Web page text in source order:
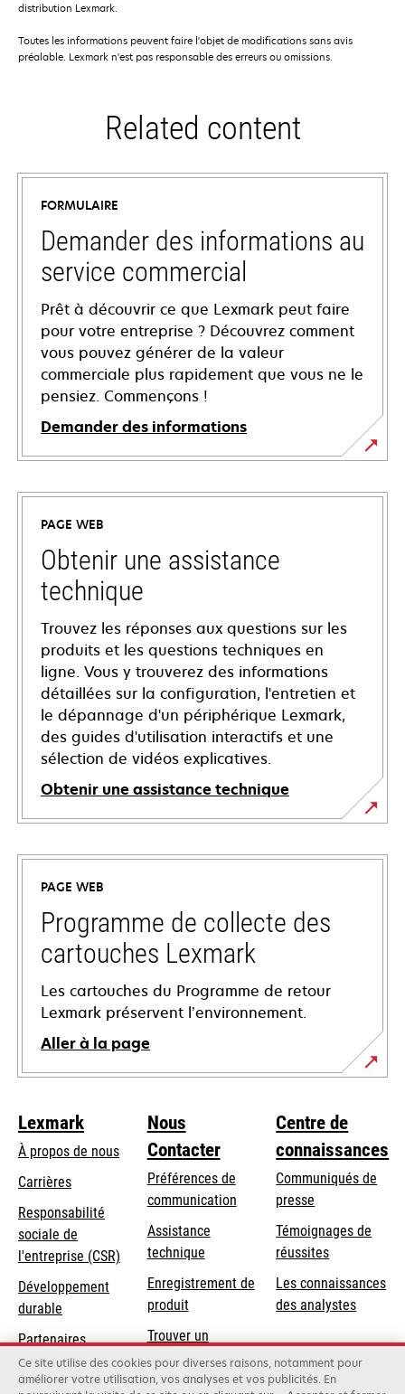
distribution Lexmark.
Toutes les informations peuvent faire l'objet de modifications sans avis
préalable. Lexmark n'est pas responsable des erreurs ou omissions.
Related content
FORMULAIRE
Demander des informations au
service commercial
Prêt à découvrir ce que Lexmark peut faire
pour votre entreprise ? Découvrez comment
vous pouvez générer de la valeur
commerciale plus rapidement que vous ne le
pensiez. Commençons !
Demander des informations
PAGE WEB
Obtenir une assistance
technique
Trouvez les réponses aux questions sur les
produits et les questions techniques en
ligne. Vous y trouverez des informations
détaillées sur la configuration, l'entretien et
le dépannage d'un périphérique Lexmark,
des guides d'utilisation interactifs et une
sélection de vidéos explicatives.
Obtenir une assistance technique
s’ouvre
dans
nouvel
onglet
PAGE WEB
Programme de collecte des
cartouches Lexmark
Les cartouches du Programme de retour
Lexmark préservent l’environnement.
Aller à la page
Lexmark
À propos de nous
Carrières
s’ouvre
dans
un
nouvel
onglet
Responsabilité
sociale de
l'entreprise (CSR) s’ouvre
onglet
Développement
durable
Partenaires
Lexmark
Nous
Contacter
Préférences de
communication
s’ouvre
dans
un
nouvel
onglet
Assistance
techniques’ouvre
un
onglet
Enregistrement de
produit
Trouver un
revendeur
Centre de
connaissances
Communiqués de
presse
Témoignages de
réussites
Les connaissances
des analystes
Ce site utilise des cookies pour diverses raisons, notamment pour
améliorer votre utilisation, vos analyses et vos publicités. En